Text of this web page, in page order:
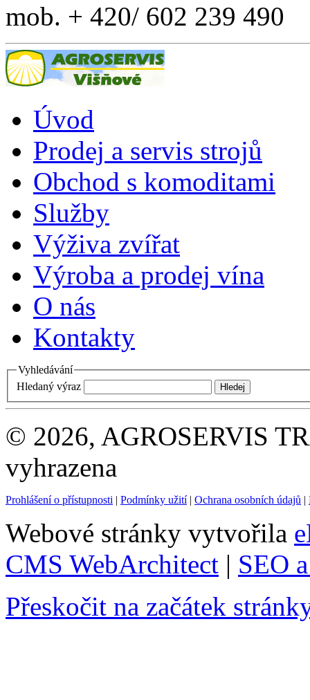
mob. + 420/ 602 239 490
Úvod
Prodej a servis strojů
Obchod s komoditami
Služby
Výživa zvířat
Výroba a prodej vína
O nás
Kontakty
Vyhledávání
Hledaný výraz
© 2026, AGROSERVIS
vyhrazena
Prohlášení o přístupnosti | Podmínky užití| Ochrana osobních údajů |
Webové stránky vytvořila
CMS WebArchitect | SEO
Přeskočit na začátek